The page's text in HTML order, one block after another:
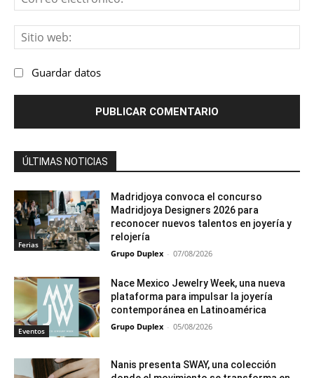
Guardar datos
ÚLTIMAS NOTICIAS
Ferias
Madridjoya convoca el concurso
Madridjoya Designers 2026 para
reconocer nuevos talentos en joyería y
relojería
Grupo Duplex - 07/08/2026
Eventos
Nace Mexico Jewelry Week, una nueva
plataforma para impulsar la joyería
contemporánea en Latinoamérica
Grupo Duplex - 05/08/2026
Nanis presenta SWAY, una colección